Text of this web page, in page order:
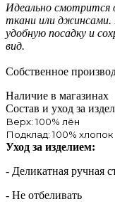
Идеально смотрится
ткани или джинсами.
удобную посадку и
вид.
Собственное
Наличие в магазинах
Состав и уход за
Верх: 100% лён
Подклад: 100% хлопок
Уход за изделием:
- Деликатная ручная
- Не отбеливать